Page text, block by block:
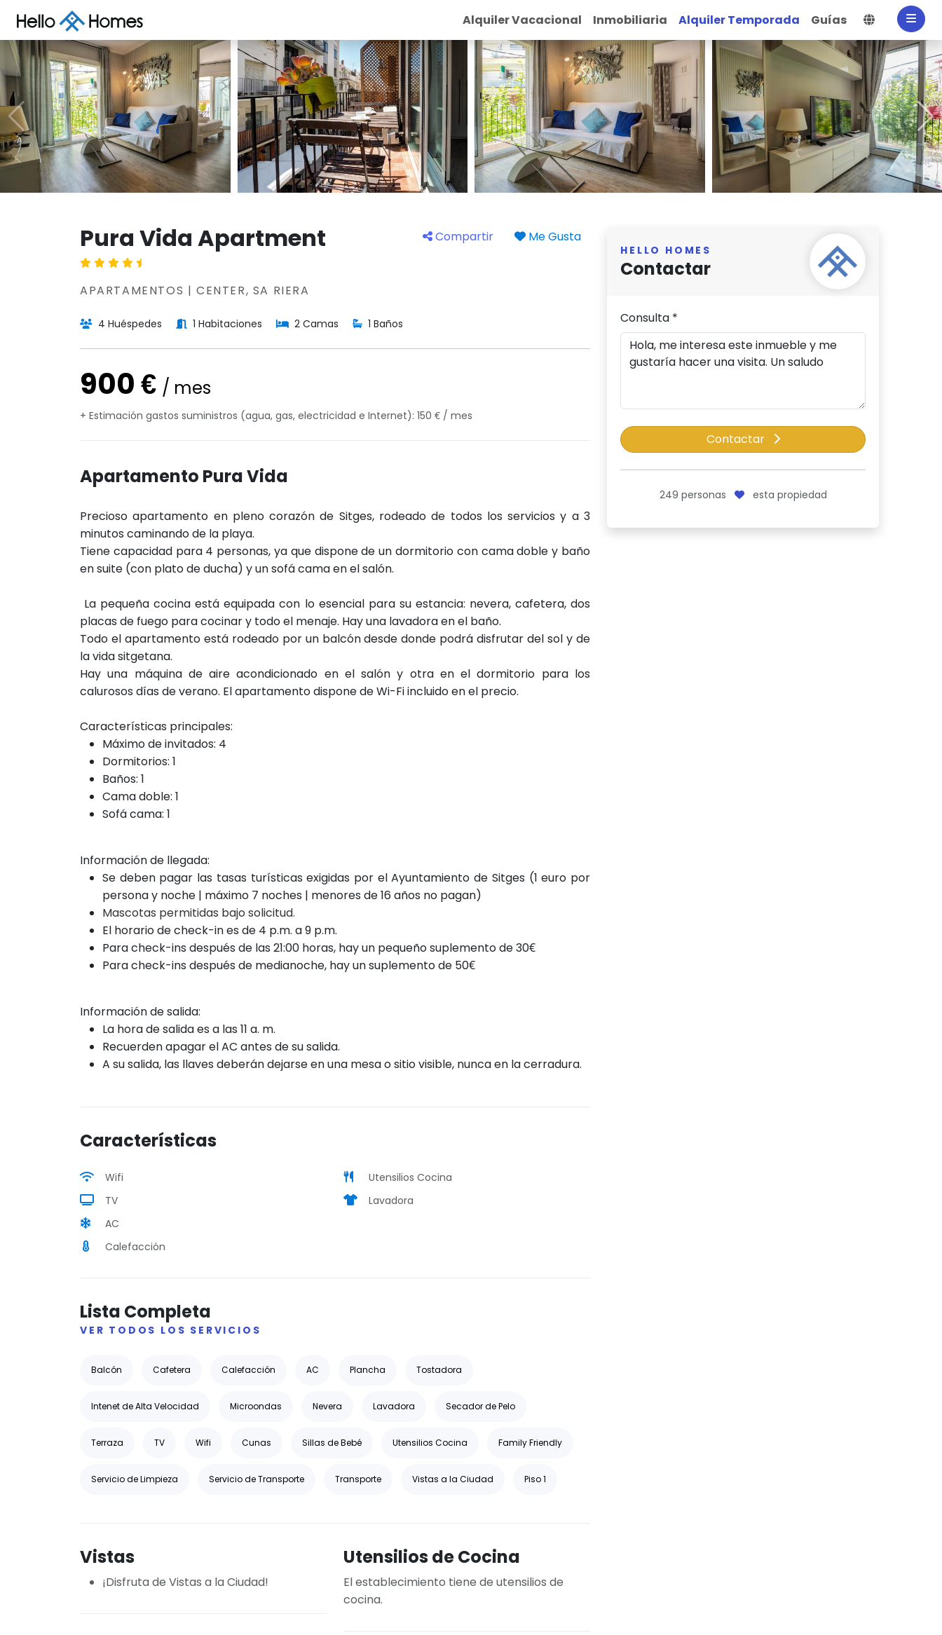
Alquiler Vacacional Inmobiliaria Alquiler Temporada Guías
Pura Vida Apartment Compartir Me Gusta
APARTAMENTOS | CENTER, SA RIERA
4 Huéspedes 1 Habitaciones 2 Camas 1 Baños
900 € / mes
+ Estimación gastos suministros (agua, gas, electricidad e Internet): 150 € / mes
Apartamento Pura Vida
Precioso apartamento en pleno corazón de Sitges, rodeado de todos los servicios y a 3
minutos caminando de la playa.
Tiene capacidad para 4 personas, ya que dispone de un dormitorio con cama doble y baño
en suite (con plato de ducha) y un sofá cama en el salón.
La pequeña cocina está equipada con lo esencial para su estancia: nevera, cafetera, dos
placas de fuego para cocinar y todo el menaje. Hay una lavadora en el baño.
Todo el apartamento está rodeado por un balcón desde donde podrá disfrutar del sol y de
la vida sitgetana.
Hay una máquina de aire acondicionado en el salón y otra en el dormitorio para los
calurosos días de verano. El apartamento dispone de Wi-Fi incluido en el precio.
Características principales:
Máximo de invitados: 4
Dormitorios: 1
Baños: 1
Cama doble: 1
Sofá cama: 1
Información de llegada:
Se deben pagar las tasas turísticas exigidas por el Ayuntamiento de Sitges (1 euro por
persona y noche | máximo 7 noches | menores de 16 años no pagan)
Mascotas permitidas bajo solicitud.
El horario de check-in es de 4 p.m. a 9 p.m.
Para check-ins después de las 21:00 horas, hay un pequeño suplemento de 30€
Para check-ins después de medianoche, hay un suplemento de 50€
Información de salida:
La hora de salida es a las 11 a. m.
Recuerden apagar el AC antes de su salida.
A su salida, las llaves deberán dejarse en una mesa o sitio visible, nunca en la cerradura.
Características
Wifi
TV
AC
Calefacción
Utensilios Cocina
Lavadora
Lista Completa
VER TODOS LOS SERVICIOS
Balcón Cafetera Calefacción AC Plancha Tostadora
Intenet de Alta Velocidad Microondas Nevera Lavadora Secador de Pelo
Terraza TV Wifi Cunas Sillas de Bebé Utensilios Cocina Family Friendly
Servicio de Limpieza Servicio de Transporte Transporte Vistas a la Ciudad Piso 1
Vistas
¡Disfruta de Vistas a la Ciudad!
Utensilios de Cocina
El establecimiento tiene de utensilios de
cocina.
HELLO HOMES
Contactar
Consulta *
Contactar
249 personas esta propiedad